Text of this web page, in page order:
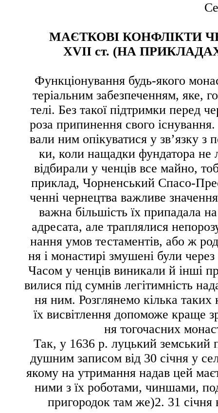
МАЄТКОВІ КОНФЛІКТИ
XVII ст. (НА
Функціонування будь-якого
теріальним забезпеченням, яке,
телі. Без такої підтримки перед
роза припинення свого
вали ним опікуватися у зв’язку з
ки, коли нащадки фундатора не
відбирали у ченців все майно,
приклад, Чорненський Спасо-
ченні чернецтва важливе
важна більшість їх припадала
адресата, але траплялися
нання умов тестаментів, або ж
ня і монастирі змушені були
Часом у ченців виникали й інші
вилися під сумнів легітимність
ня ним. Розглянемо кілька
їх висвітлення допоможе краще
ня тогочасних
Так, у 1636 р. луцький
душним записом від 30 січня у
якому на утримання надав цей
ними з їх роботами, чиншами,
пригородок там же)2. 31 січня